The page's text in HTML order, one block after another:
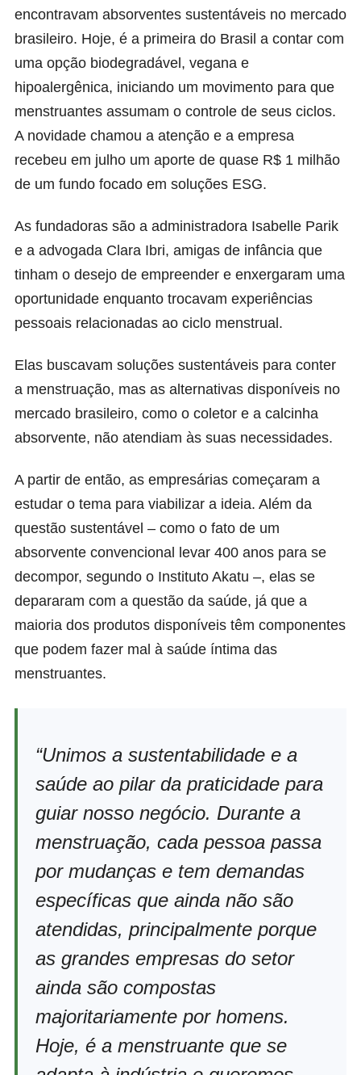
encontravam absorventes sustentáveis no mercado
brasileiro. Hoje, é a primeira do Brasil a contar com
uma opção biodegradável, vegana e
hipoalergênica, iniciando um movimento para que
menstruantes assumam o controle de seus ciclos.
A novidade chamou a atenção e a empresa
recebeu em julho um aporte de quase R$ 1 milhão
de um fundo focado em soluções ESG.
As fundadoras são a administradora Isabelle Parik
e a advogada Clara Ibri, amigas de infância que
tinham o desejo de empreender e enxergaram uma
oportunidade enquanto trocavam experiências
pessoais relacionadas ao ciclo menstrual.
Elas buscavam soluções sustentáveis para conter
a menstruação, mas as alternativas disponíveis no
mercado brasileiro, como o coletor e a calcinha
absorvente, não atendiam às suas necessidades.
A partir de então, as empresárias começaram a
estudar o tema para viabilizar a ideia. Além da
questão sustentável – como o fato de um
absorvente convencional levar 400 anos para se
decompor, segundo o Instituto Akatu –, elas se
depararam com a questão da saúde, já que a
maioria dos produtos disponíveis têm componentes
que podem fazer mal à saúde íntima das
menstruantes.
“Unimos a sustentabilidade e a
saúde ao pilar da praticidade para
guiar nosso negócio. Durante a
menstruação, cada pessoa passa
por mudanças e tem demandas
específicas que ainda não são
atendidas, principalmente porque
as grandes empresas do setor
ainda são compostas
majoritariamente por homens.
Hoje, é a menstruante que se